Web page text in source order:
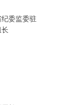
委监委驻​